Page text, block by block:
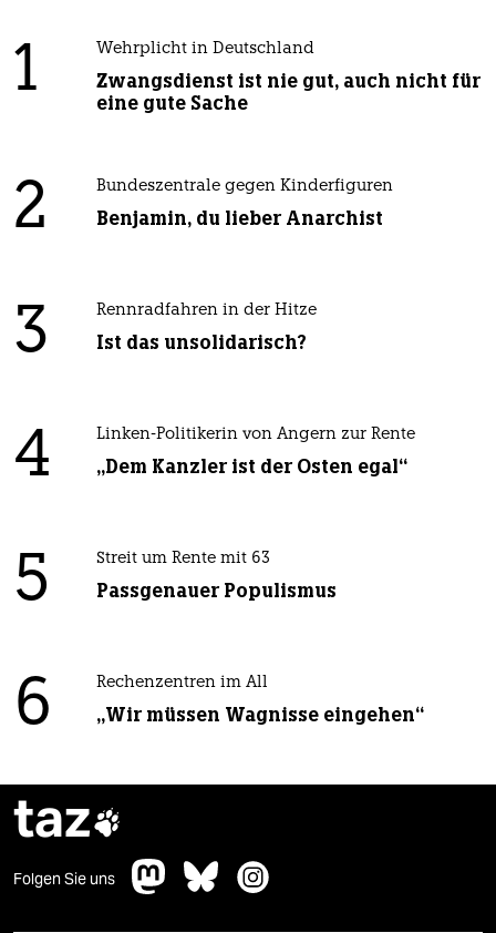
1 Wehrplicht in Deutschland
Zwangsdienst ist nie gut, auch nicht für
eine gute Sache
2 Bundeszentrale gegen Kinderfiguren
Benjamin, du lieber Anarchist
3 Rennradfahren in der Hitze
Ist das unsolidarisch?
4 Linken-Politikerin von Angern zur Rente
„Dem Kanzler ist der Osten egal“
5 Streit um Rente mit 63
Passgenauer Populismus
6 Rechenzentren im All
„Wir müssen Wagnisse eingehen“
taz
Folgen Sie uns